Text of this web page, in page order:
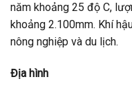
năm khoảng 25 độ C,
khoảng 2.100mm. Khí
nông nghiệp và du lịch.
Địa hình